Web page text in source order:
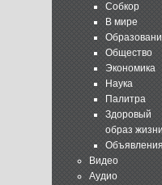
Собкор
В мире
Общество
Экономика
Наука
Палитра
Здоровый
образ жизни
Объявления
Видео
Аудио